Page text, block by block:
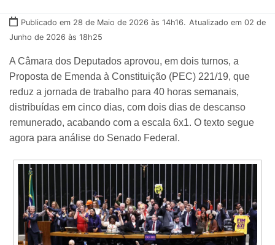
Publicado em 28 de Maio de 2026 às 14h16. Atualizado em 02 de
Junho de 2026 às 18h25
A Câmara dos Deputados aprovou, em dois turnos, a
Proposta de Emenda à Constituição (PEC) 221/19, que
reduz a jornada de trabalho para 40 horas semanais,
distribuídas em cinco dias, com dois dias de descanso
remunerado, acabando com a escala 6x1. O texto segue
agora para análise do Senado Federal.